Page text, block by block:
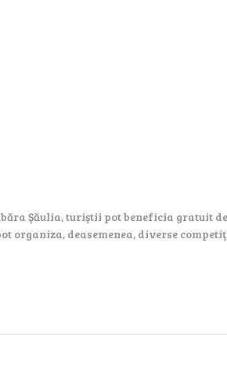
Şăulia, turiştii pot beneficia gratuit
organiza, deasemenea, diverse